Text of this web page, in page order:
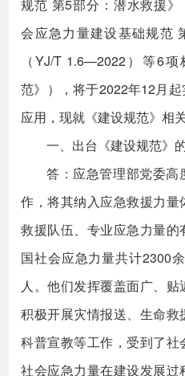
规范 第5部分：潜水救援
会应急力量建设基础规范
（YJ/T 1.6—2022）等6
范》），将于2022年12月
应用，现就《建设规范》相
一、出台《建设规范》
答：应急管理部党委
作，将其纳入应急救援力
救援队伍、专业应急力量
国社会应急力量共计2300
人。他们发挥覆盖面广、贴
积极开展灾情报送、生命
科普宣教等工作，受到了社
社会应急力量在建设发展